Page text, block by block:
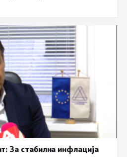
За стабилна инфлација